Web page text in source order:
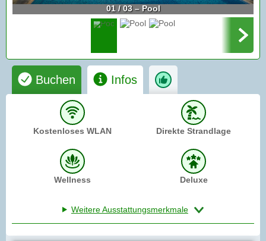
01 / 03 – Pool
Buchen Infos
Kostenloses WLAN Direkte Strandlage
Wellness Deluxe
Weitere Ausstattungsmerkmale